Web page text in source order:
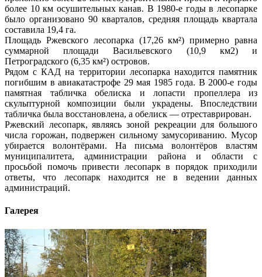
более 10 км осушительных канав. В 1980-е годы в лесопарке
было организовано 90 кварталов, средняя площадь квартала
составила 19,4 га.
Площадь Ржевского лесопарка (17,26 км²) примерно равна
суммарной площади Васильевского (10,9 км2) и
Петроградского (6,35 км²) островов.
Рядом с КАД на территории лесопарка находится памятник
погибшим в авиакатастрофе 29 мая 1985 года. В 2000-е годы
памятная табличка обелиска и лопасти пропеллера из
скульптурной композиции были украдены. Впоследствии
табличка была восстановлена, а обелиск — отреставрирован.
Ржевский лесопарк, являясь зоной рекреации для большого
числа горожан, подвержен сильному замусориванию. Мусор
убирается волонтёрами. На письма волонтёров властям
муниципалитета, администрации района и области с
просьбой помочь привести лесопарк в порядок приходили
ответы, что лесопарк находится не в ведении данных
администраций.
Галерея